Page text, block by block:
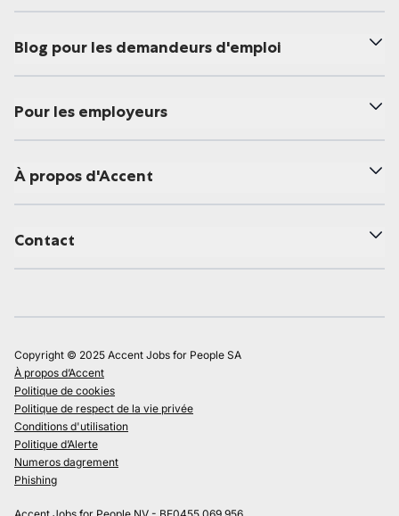
Blog pour les demandeurs d'emploi
Pour les employeurs
À propos d'Accent
Contact
Copyright © 2025 Accent Jobs for People SA
À propos d’Accent
Politique de cookies
Politique de respect de la vie privée
Conditions d'utilisation
Politique d’Alerte
Numeros dagrement
Phishing